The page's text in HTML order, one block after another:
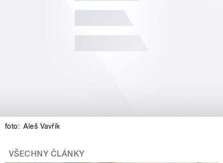
foto: Aleš Vavřík
VŠECHNY ČLÁNKY